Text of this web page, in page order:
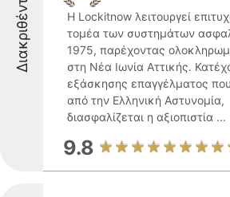
Διακριθέντες
Η Lockitnow λειτουργεί
τομέα των συστημάτων
1975, παρέχοντας
στη Νέα Ιωνία Αττικής.
εξάσκησης επαγγέλματος που
από την Ελληνική Αστυνομία,
διασφαλίζεται η αξιοπιστία ...
9.8